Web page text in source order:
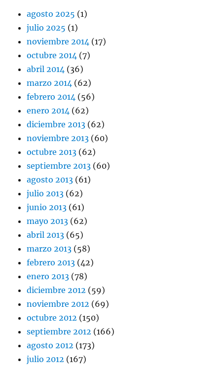
agosto 2025 (1)
julio 2025 (1)
noviembre 2014 (17)
octubre 2014 (7)
abril 2014 (36)
marzo 2014 (62)
febrero 2014 (56)
enero 2014 (62)
diciembre 2013 (62)
noviembre 2013 (60)
octubre 2013 (62)
septiembre 2013 (60)
agosto 2013 (61)
julio 2013 (62)
junio 2013 (61)
mayo 2013 (62)
abril 2013 (65)
marzo 2013 (58)
febrero 2013 (42)
enero 2013 (78)
diciembre 2012 (59)
noviembre 2012 (69)
octubre 2012 (150)
septiembre 2012 (166)
agosto 2012 (173)
julio 2012 (167)